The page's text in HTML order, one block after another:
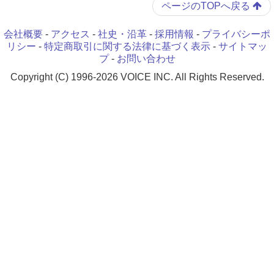
ページのTOPへ戻る
会社概要 - アクセス - 社史・沿革 - 採用情報 - プライバシーポ
リシー - 特定商取引に関する法律に基づく表示 - サイトマッ
プ- お問い合わせ
Copyright (C) 1996-2026 VOICE INC. All Rights Reserved.